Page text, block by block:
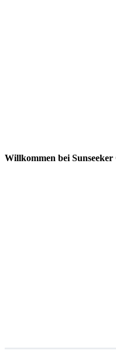
Willkommen bei Sunseeker